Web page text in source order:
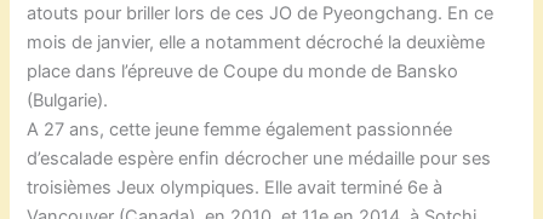
atouts pour briller lors de ces JO de Pyeongchang. En ce
mois de janvier, elle a notamment décroché la deuxième
place dans l’épreuve de Coupe du monde de Bansko
(Bulgarie).
A 27 ans, cette jeune femme également passionnée
d’escalade espère enfin décrocher une médaille pour ses
troisièmes Jeux olympiques. Elle avait terminé 6e à